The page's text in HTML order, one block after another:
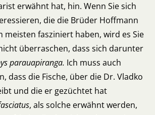
erwähnt hat, hin. Wenn Sie sich
die die Brüder Hoffmann
meisten fasziniert haben, wird es Sie
überraschen, dass sich darunter
parauapiranga. Ich muss auch
dass die Fische, über die Dr. Vladko
und die er gezüchtet hat
, als solche erwähnt werden,